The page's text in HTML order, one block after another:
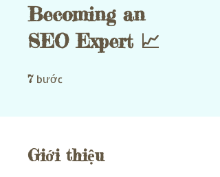
Becoming an
SEO Expert 📈
7 bước
Giới thiệu